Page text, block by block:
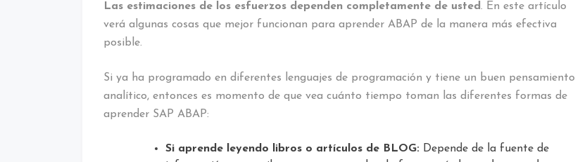
Las estimaciones de los esfuerzos dependen completamente de usted . En este artículo
verá algunas cosas que mejor funcionan para aprender ABAP de la manera más efectiva
posible.
Si ya ha programado en diferentes lenguajes de programación y tiene un buen pensamiento
analítico, entonces es momento de que vea cuánto tiempo toman las diferentes formas de
aprender SAP ABAP:
Si aprende leyendo libros o artículos de BLOG: Depende de la fuente de